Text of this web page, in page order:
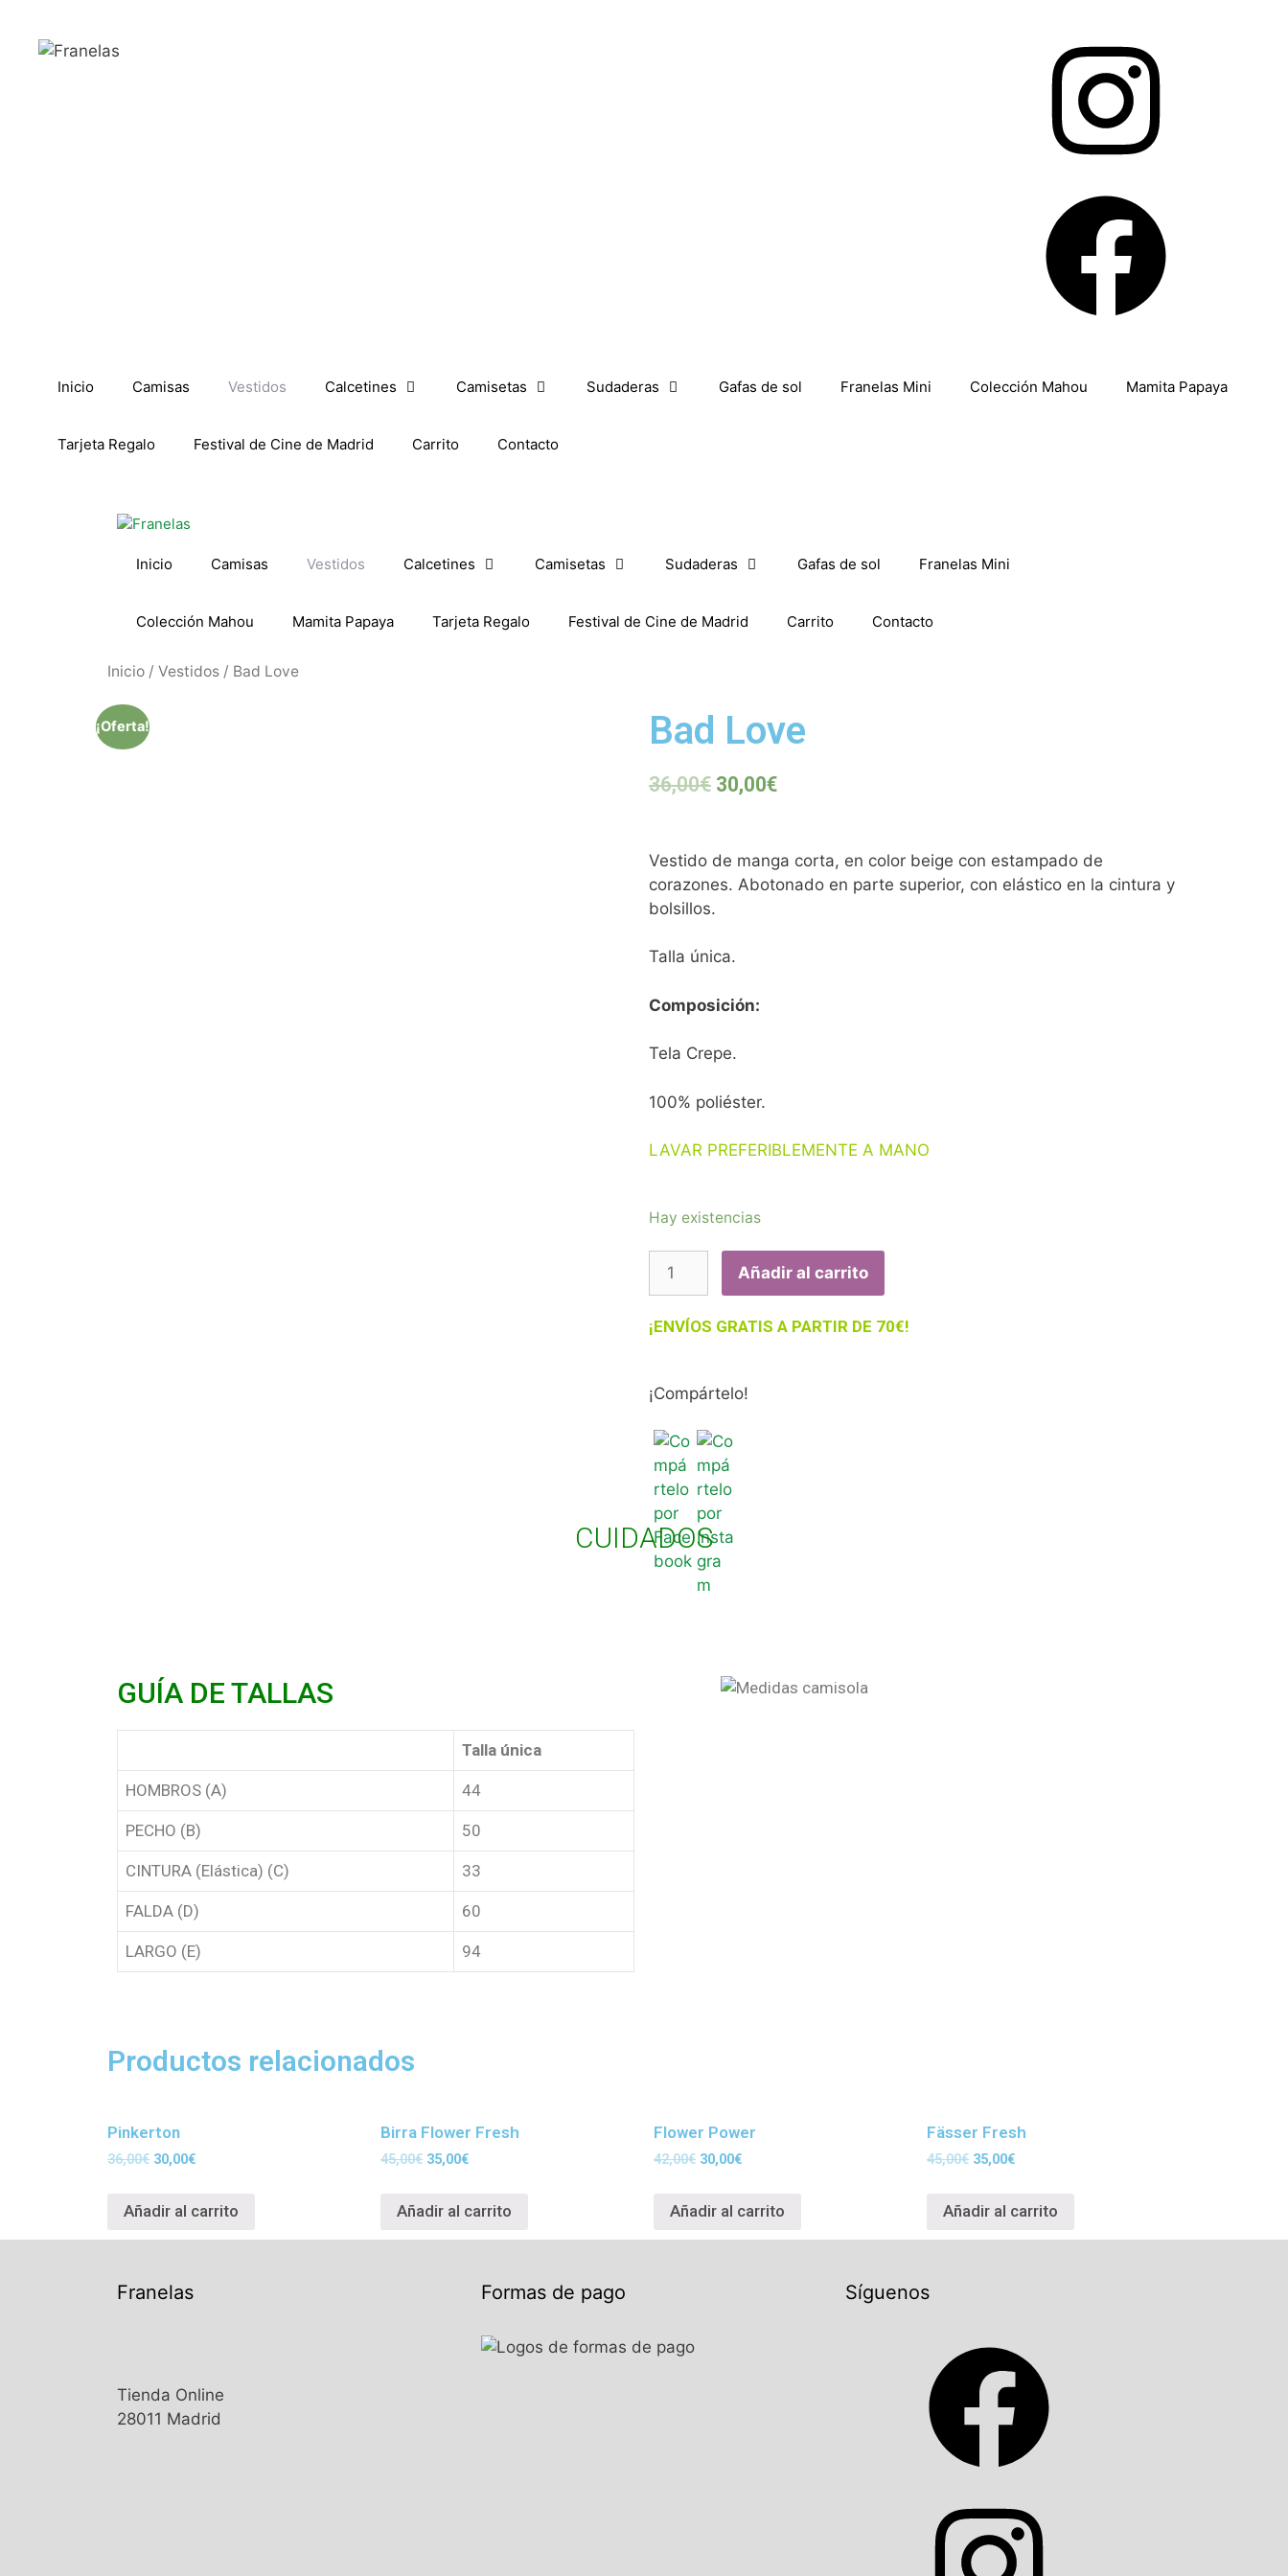
Inicio Camisas Vestidos Calcetines Camisetas Sudaderas Gafas de sol Franelas Mini Colección Mahou Mamita Papaya
Tarjeta Regalo Festival de Cine de Madrid Carrito Contacto
Inicio Camisas Vestidos Calcetines Camisetas Sudaderas Gafas de sol Franelas Mini
Colección Mahou Mamita Papaya Tarjeta Regalo Festival de Cine de Madrid Carrito Contacto
Inicio / Vestidos / Bad Love
¡Oferta! Bad Love
36,00€ 30,00€
Vestido de manga corta, en color beige con estampado de
corazones. Abotonado en parte superior, con elástico en la cintura y
bolsillos.
Talla única.
Composición:
Tela Crepe.
100% poliéster.
LAVAR PREFERIBLEMENTE A MANO
Hay existencias
Añadir al carrito
¡ENVÍOS GRATIS A PARTIR DE 70€!
¡Compártelo!
CUIDADOS
GUÍA DE TALLAS
Talla única
HOMBROS (A) 44
PECHO (B) 50
CINTURA (Elástica) (C) 33
FALDA (D) 60
LARGO (E) 94
Productos relacionados
Pinkerton
36,00€ 30,00€
Añadir al carrito
Birra Flower Fresh
45,00€ 35,00€
Añadir al carrito
Flower Power
42,00€ 30,00€
Añadir al carrito
Fässer Fresh
45,00€ 35,00€
Añadir al carrito
Franelas
Tienda Online
28011 Madrid
Formas de pago Síguenos